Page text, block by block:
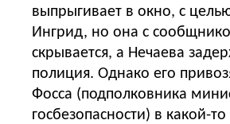
выпрыгивает в окно, с
Ингрид, но она с
скрывается, а Нечаева
полиция. Однако его
Фосса (подполковника
госбезопасности) в какой-